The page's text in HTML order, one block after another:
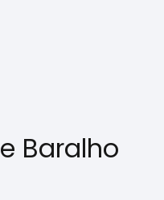
Baralho